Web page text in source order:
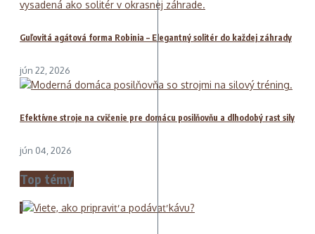
Guľovitá agátová forma Robinia – Elegantný solitér do každej záhrady
jún 22, 2026
Efektívne stroje na cvičenie pre domácu posilňovňu a dlhodobý rast sily
jún 04, 2026
Top témy
1